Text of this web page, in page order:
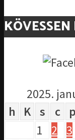
2025.
h
K s c p
1
2 3